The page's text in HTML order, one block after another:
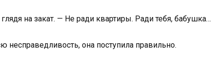
на закат. — Не ради квартиры. Ради тебя, бабушка…
несправедливость, она поступила правильно.